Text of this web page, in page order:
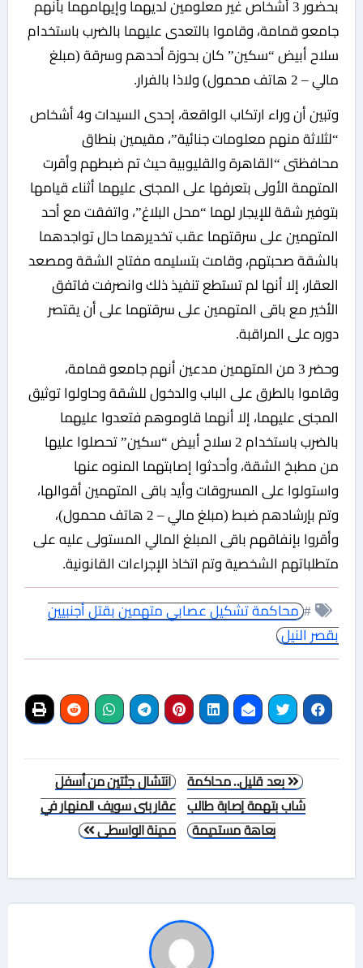
بحضور 3 أشخاص غير معلومين لديهما وإيهامهما بأنهم
جامعو قمامة، وقاموا بالتعدى عليهما بالضرب باستخدام
سلاح أبيض “سكين” كان بحوزة أحدهم وسرقة (مبلغ
مالي – 2 هاتف محمول) ولاذا بالفرار.
وتبين أن وراء ارتكاب الواقعة، إحدى السيدات و4 أشخاص
“لثلاثة منهم معلومات جنائية”، مقيمين بنطاق
محافظتى “القاهرة والقليوبية حيث تم ضبطهم وأقرت
المتهمة الأولى بتعرفها على المجنى عليهما أثناء قيامها
بتوفير شقة للإيجار لهما “محل البلاغ”، واتفقت مع أحد
المتهمين على سرقتهما عقب تخديرهما حال تواجدهما
بالشقة صحبتهم، وقامت بتسليمه مفتاح الشقة ومصعد
العقار، إلا أنها لم تستطع تنفيذ ذلك وانصرفت فاتفق
الأخير مع باقى المتهمين على سرقتهما على أن يقتصر
دوره على المراقبة.
وحضر 3 من المتهمين مدعين أنهم جامعو قمامة،
وقاموا بالطرق على الباب والدخول للشقة وحاولوا توثيق
المجنى عليهما، إلا أنهما قاوموهم فتعدوا عليهما
بالضرب باستخدام 2 سلاح أبيض “سكين” تحصلوا عليها
من مطبخ الشقة، وأحدثوا إصابتهما المنوه عنها
واستولوا على المسروقات وأيد باقى المتهمين أقوالها،
وتم بإرشادهم ضبط (مبلغ مالي – 2 هاتف محمول)،
وأقروا بإنفاقهم باقى المبلغ المالي المستولى عليه على
متطلباتهم الشخصية وتم اتخاذ الإجراءات القانونية.
# محاكمة تشكيل عصابي متهمين بقتل أجنبيين
بقصر النيل
تصفّح
المقالات
انتشال جثتين من أسفل
عقار بنى سويف المنهار في
مدينة الواسطى
بعد قليل.. محاكمة
شاب بتهمة إصابة طالب
بعاهة مستديمة